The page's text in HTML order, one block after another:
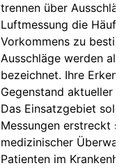
trennen über
Luftmessung die
Vorkommens zu
Ausschläge werden als
bezeichnet. Ihre
Gegenstand aktueller
Das Einsatzgebiet
Messungen erstreckt
medizinischer
Patienten im